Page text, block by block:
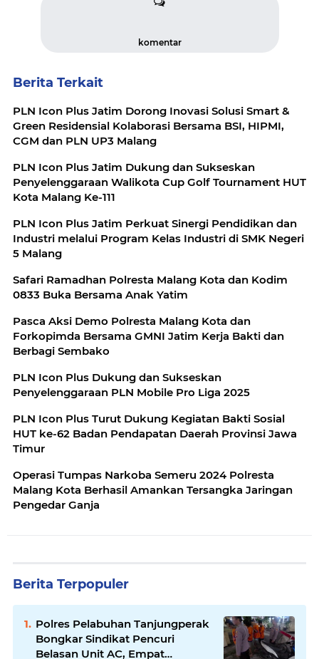
komentar
Berita Terkait
PLN Icon Plus Jatim Dorong Inovasi Solusi Smart &
Green Residensial Kolaborasi Bersama BSI, HIPMI,
CGM dan PLN UP3 Malang
PLN Icon Plus Jatim Dukung dan Sukseskan
Penyelenggaraan Walikota Cup Golf Tournament HUT
Kota Malang Ke-111
PLN Icon Plus Jatim Perkuat Sinergi Pendidikan dan
Industri melalui Program Kelas Industri di SMK Negeri
5 Malang
Safari Ramadhan Polresta Malang Kota dan Kodim
0833 Buka Bersama Anak Yatim
Pasca Aksi Demo Polresta Malang Kota dan
Forkopimda Bersama GMNI Jatim Kerja Bakti dan
Berbagi Sembako
PLN Icon Plus Dukung dan Sukseskan
Penyelenggaraan PLN Mobile Pro Liga 2025
PLN Icon Plus Turut Dukung Kegiatan Bakti Sosial
HUT ke-62 Badan Pendapatan Daerah Provinsi Jawa
Timur
Operasi Tumpas Narkoba Semeru 2024 Polresta
Malang Kota Berhasil Amankan Tersangka Jaringan
Pengedar Ganja
Berita Terpopuler
Polres Pelabuhan Tanjungperak
Bongkar Sindikat Pencuri
Belasan Unit AC, Empat